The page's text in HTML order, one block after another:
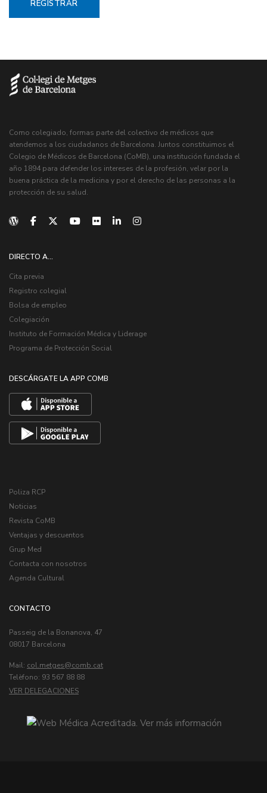
Como colegiado, formas parte del colectivo de médicos que
atendemos a los ciudadanos de Barcelona. Juntos constituimos el
Colegio de Médicos de Barcelona (CoMB), una institución fundada el
año 1894 para defender los intereses de la profesión, velar por la
buena práctica de la medicina y por el derecho de las personas a la
protección de su salud.
DIRECTO A...
Cita previa
Registro colegial
Bolsa de empleo
Colegiación
Instituto de Formación Médica y Liderage
Programa de Protección Social
DESCÁRGATE LA APP COMB
Poliza RCP
Noticias
Revista CoMB
Ventajas y descuentos
Grup Med
Contacta con nosotros
Agenda Cultural
CONTACTO
Passeig de la Bonanova, 47
08017 Barcelona
Mail: col.metges
Telèfono: 93 567 88 88
VER DELEGACIONES